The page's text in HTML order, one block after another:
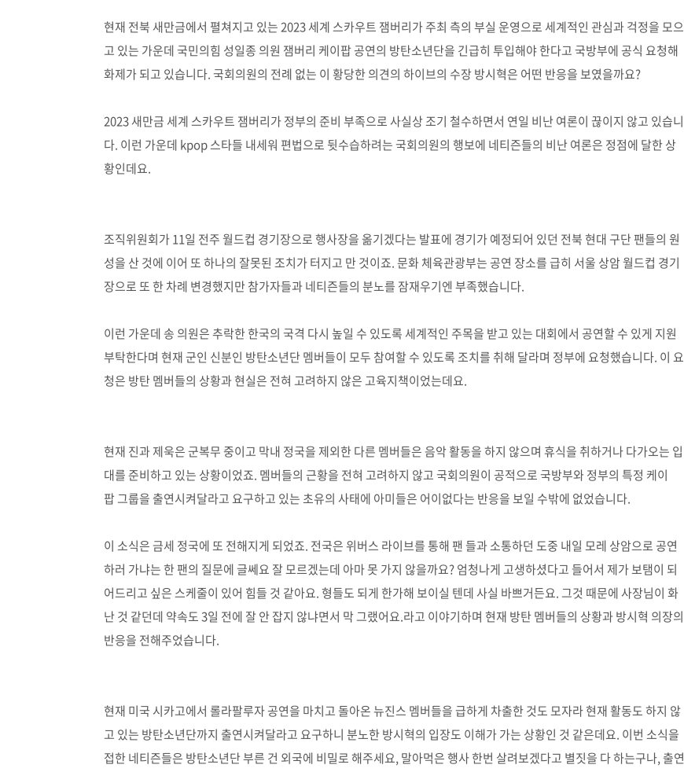
현재 전북 새만금에서 펼쳐지고 있는 2023 세계 스카우트 잼버리가 주최 측의 부실 운영으로 세계적인 관심과 걱정을 모으
고 있는 가운데 국민의힘 성일종 의원 잼버리 케이팝 공연의 방탄소년단을 긴급히 투입해야 한다고 국방부에 공식 요청해
화제가 되고 있습니다. 국회의원의 전례 없는 이 황당한 의견의 하이브의 수장 방시혁은 어떤 반응을 보였을까요?
2023 새만금 세계 스카우트 잼버리가 정부의 준비 부족으로 사실상 조기 철수하면서 연일 비난 여론이 끊이지 않고 있습니
다. 이런 가운데 kpop 스타들 내세워 편법으로 뒷수습하려는 국회의원의 행보에 네티즌들의 비난 여론은 정점에 달한 상
황인데요.
조직위원회가 11일 전주 월드컵 경기장으로 행사장을 옮기겠다는 발표에 경기가 예정되어 있던 전북 현대 구단 팬들의 원
성을 산 것에 이어 또 하나의 잘못된 조치가 터지고 만 것이죠. 문화 체육관광부는 공연 장소를 급히 서울 상암 월드컵 경기
장으로 또 한 차례 변경했지만 참가자들과 네티즌들의 분노를 잠재우기엔 부족했습니다.
이런 가운데 송 의원은 추락한 한국의 국격 다시 높일 수 있도록 세계적인 주목을 받고 있는 대회에서 공연할 수 있게 지원
부탁한다며 현재 군인 신분인 방탄소년단 멤버들이 모두 참여할 수 있도록 조치를 취해 달라며 정부에 요청했습니다. 이 요
청은 방탄 멤버들의 상황과 현실은 전혀 고려하지 않은 고육지책이었는데요.
현재 진과 제욱은 군복무 중이고 막내 정국을 제외한 다른 멤버들은 음악 활동을 하지 않으며 휴식을 취하거나 다가오는 입
대를 준비하고 있는 상황이었죠. 멤버들의 근황을 전혀 고려하지 않고 국회의원이 공적으로 국방부와 정부의 특정 케이
팝 그룹을 출연시켜달라고 요구하고 있는 초유의 사태에 아미들은 어이없다는 반응을 보일 수밖에 없었습니다.
이 소식은 금세 정국에 또 전해지게 되었죠. 전국은 위버스 라이브를 통해 팬 들과 소통하던 도중 내일 모레 상암으로 공연
하러 가냐는 한 팬의 질문에 글쎄요 잘 모르겠는데 아마 못 가지 않을까요? 엄청나게 고생하셨다고 들어서 제가 보탬이 되
어드리고 싶은 스케줄이 있어 힘들 것 같아요. 형들도 되게 한가해 보이실 텐데 사실 바쁘거든요. 그것 때문에 사장님이 화
난 것 같던데 약속도 3일 전에 잘 안 잡지 않냐면서 막 그랬어요.라고 이야기하며 현재 방탄 멤버들의 상황과 방시혁 의장의
반응을 전해주었습니다.
현재 미국 시카고에서 롤라팔루자 공연을 마치고 돌아온 뉴진스 멤버들을 급하게 차출한 것도 모자라 현재 활동도 하지 않
고 있는 방탄소년단까지 출연시켜달라고 요구하니 분노한 방시혁의 입장도 이해가 가는 상황인 것 같은데요. 이번 소식을
접한 네티즌들은 방탄소년단 부른 건 외국에 비밀로 해주세요, 말아먹은 행사 한번 살려보겠다고 별짓을 다 하는구나, 출연